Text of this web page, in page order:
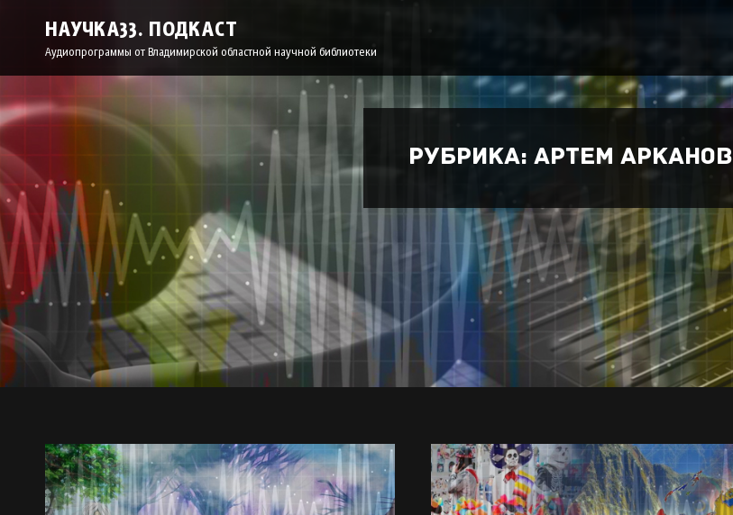
НАУЧКА33. ПОДКАСТ
Аудиопрограммы от Владимирской областной научной библиотеки
Рубрика:Артем Арканов